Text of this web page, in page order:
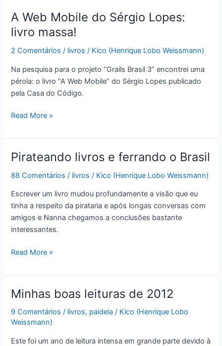
com
Spring
na
coleção
Java
da
Casa
Código!
A Web Mobile do Sérgio Lopes:
livro massa!
2 Comentários / livros / Kico (Henrique Lobo Weissmann)
Na pesquisa para o projeto “Grails Brasil 3” encontrei uma
pérola: o livro “A Web Mobile” do Sérgio Lopes publicado
pela Casa do Código.
A
Mobile
do
Sérgio
Lopes:
massa!
Read More »
Pirateando livros e ferrando o Brasil
88 Comentários / livros / Kico (Henrique Lobo Weissmann)
Escrever um livro mudou profundamente a visão que eu
tinha a respeito da pirataria e após longas conversas com
amigos e Nanna chegamos a conclusões bastante
interessantes.
Pirateando
e
ferrando
o
Brasil
Read More »
Minhas boas leituras de 2012
9 Comentários / livros, paideia / Kico (Henrique Lobo
Weissmann)
Este foi um ano de leitura intensa em grande parte devido à